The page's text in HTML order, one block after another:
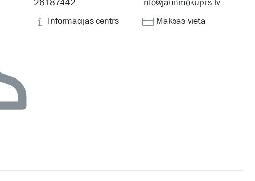
26187442 info@jaunmokupils.lv
Informācijas centrs Maksas vieta